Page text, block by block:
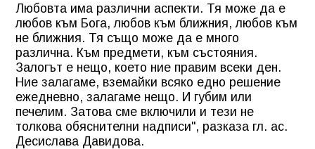
Любовта има различни аспекти. Тя може да е
любов към Бога, любов към ближния, любов към
не ближния. Тя също може да е много
различна. Към предмети, към състояния.
Залогът е нещо, което ние правим всеки ден.
Ние залагаме, вземайки всяко едно решение
ежедневно, залагаме нещо. И губим или
печелим. Затова сме включили и тези не
толкова обяснителни надписи", разказа гл. ас.
Десислава Давидова.